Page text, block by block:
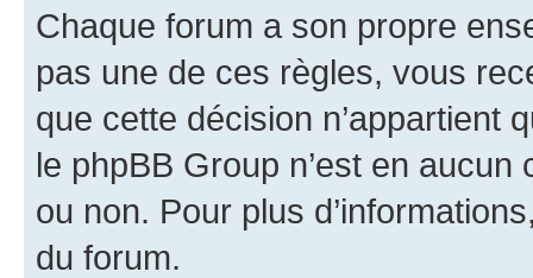
Chaque forum a son propre
pas une de ces règles, vous
que cette décision n’appartient
le phpBB Group n’est en
ou non. Pour plus
du forum.